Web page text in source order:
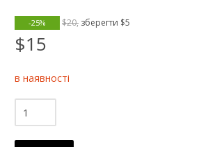
-25% $20, зберегти $5
$15
в наявності